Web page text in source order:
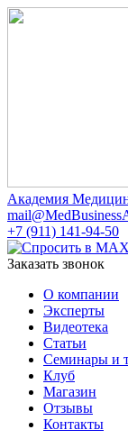
Академия
+7 (911) 141-94-50
Заказать звонок
О компании
Эксперты
Видеотека
Статьи
Семинары и
Клуб
Магазин
Отзывы
Контакты